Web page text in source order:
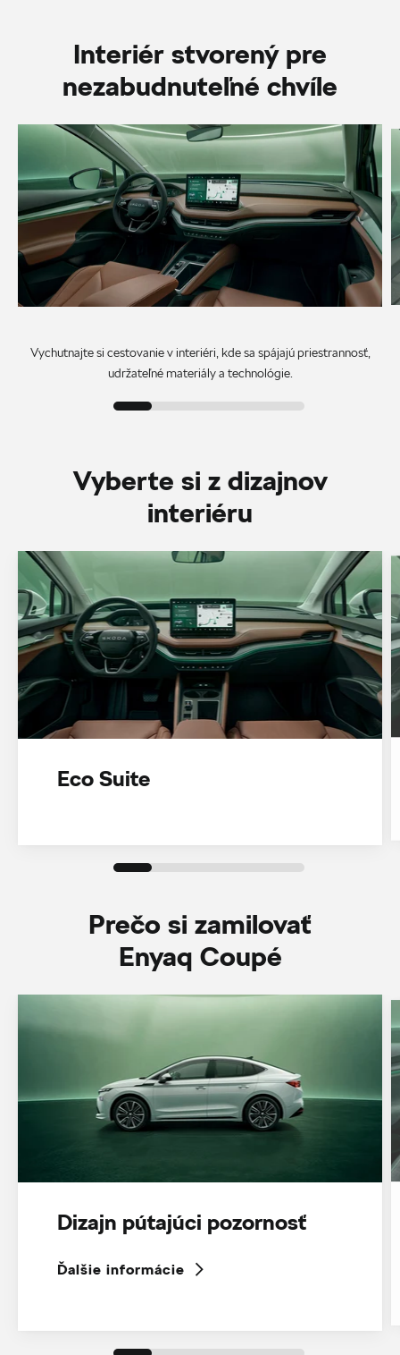
Interiér stvorený pre
nezabudnuteľné chvíle
Vychutnajte si cestovanie v interiéri, kde sa spájajú priestrannosť,
udržateľné materiály a technológie.
Vyberte si z dizajnov
interiéru
Eco Suite
Prečo si zamilovať
Enyaq Coupé
Dizajn pútajúci pozornosť
Ďalšie informácie